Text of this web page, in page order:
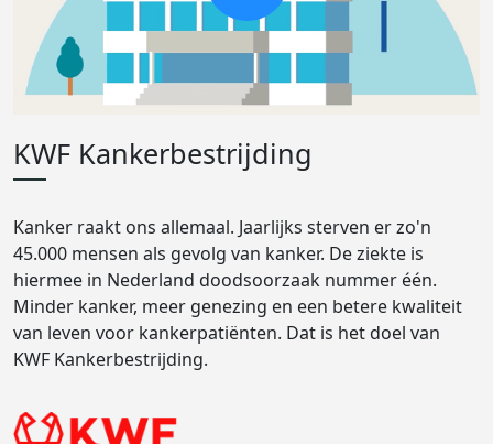
KWF Kankerbestrijding
Kanker raakt ons allemaal. Jaarlijks sterven er zo'n
45.000 mensen als gevolg van kanker. De ziekte is
hiermee in Nederland doodsoorzaak nummer één.
Minder kanker, meer genezing en een betere kwaliteit
van leven voor kankerpatiënten. Dat is het doel van
KWF Kankerbestrijding.